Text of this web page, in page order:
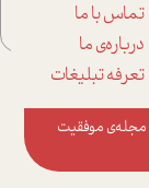
تماس با ما
درباره‌ی ما
تعرفه تبلیغات
مجله‌ی موفقیت